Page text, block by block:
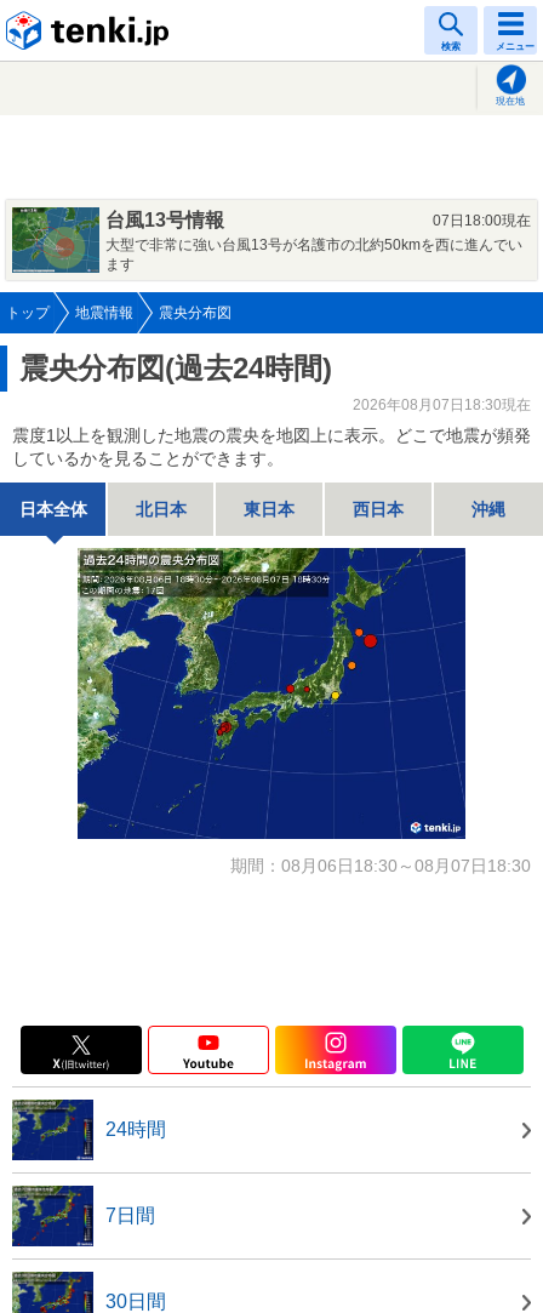
検索 メニュー
現在地
台風13号情報
07日18:00現在
大型で非常に強い台風13号が名護市の北約50kmを西に進んでい
ます
トップ 地震情報 震央分布図
震央分布図(過去24時間)
2026年08月07日18:30現在
震度1以上を観測した地震の震央を地図上に表示。どこで地震が頻発
しているかを見ることができます。
日本全体 北日本 東日本 西日本 沖縄
期間：08月06日18:30～08月07日18:30
24時間
7日間
30日間